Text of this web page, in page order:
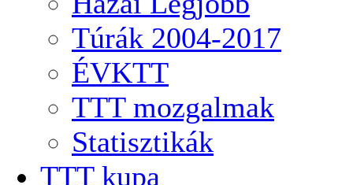
Túrák 2004-2017
ÉVKTT
TTT mozgalmak
Statisztikák
TTT kupa